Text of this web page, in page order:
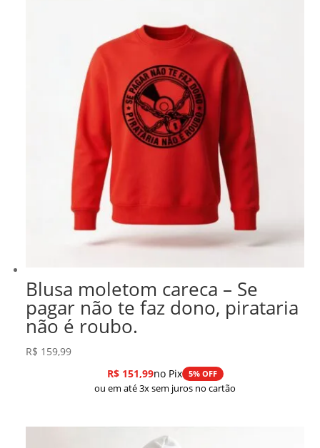
R$ 278,99.
R$ 237,14.
Blusa moletom careca – Se
pagar não te faz dono, pirataria
não é roubo.
R$ 159,99
R$151,99no Pix 5% OFF
ou em até 3x sem juros no cartão